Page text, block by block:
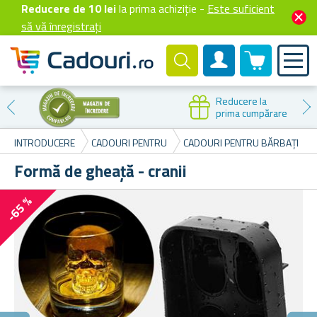
Reducere de 10 leila prima achiziție - Este suficient
să vă înregistrați
Cont client
0 produselor
Reducere la
prima cumpărare
INTRODUCERE CADOURI PENTRU CADOURI PENTRU BĂRBAȚI
Formă de gheață - cranii
-65 %